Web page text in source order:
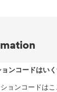
ンコードはい
ョンコードは